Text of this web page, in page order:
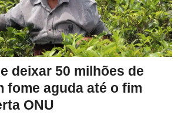
deixar 50 milhões de
fome aguda até o fim
ONU